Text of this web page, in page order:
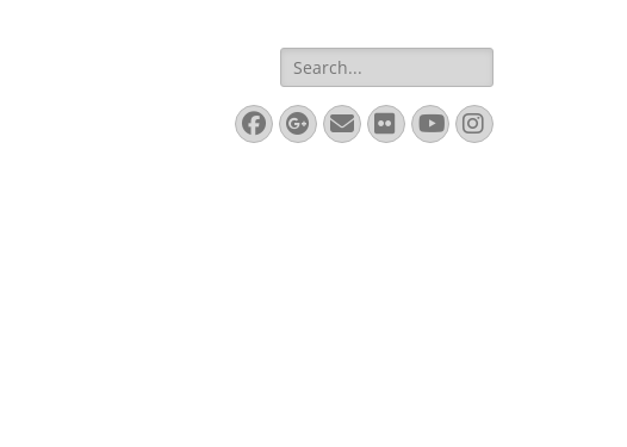
Search
for:
Facebook
Googleplus
EmailFlickrYouTube
Instagram